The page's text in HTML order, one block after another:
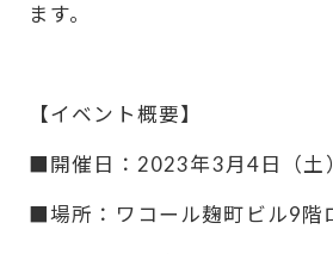
ます。
【イベント概要】
■開催日：2023年3月4日（土
■場所：ワコール麹町ビル9階